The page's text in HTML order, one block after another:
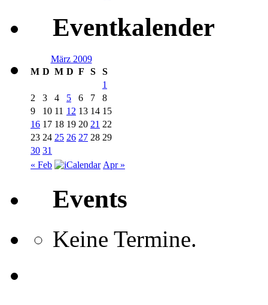
Eventkalender
März 2009
M D M D F S
S
1
2
3 4 5 6 7
8
9
10 11 12 13 14 15
16 17 18 19 20 21 22
23 24 25 26 27 28 29
30 31
« Feb
Apr »
Events
Keine Termine.